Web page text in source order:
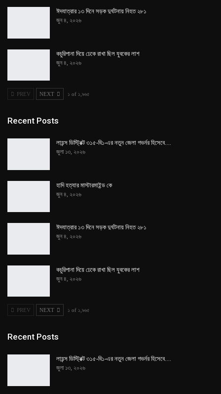
ঈদযাত্রার ১৩ দিনে সড়ক দুর্ঘটনায় নিহত ২৮১
জুন ৪, ২০২৬
কচুরিপানা দিয়ে ঢেকে রাখা ছিল যুবকের লাশ
জুন ৪, ২০২৬
PREV NEXT ১ of ১,৯৬৫
Recent Posts
লায়ন্স ডিস্ট্রিক্ট ৩১৫-বি১-এর নতুন জেলা গভর্নর হিসেবে…
জুলা ১৩, ২০২৬
হাদি হত্যার মাস্টারমাইন্ড কে
জুন ৪, ২০২৬
ঈদযাত্রার ১৩ দিনে সড়ক দুর্ঘটনায় নিহত ২৮১
জুন ৪, ২০২৬
কচুরিপানা দিয়ে ঢেকে রাখা ছিল যুবকের লাশ
জুন ৪, ২০২৬
PREV NEXT ১ of ১,৯৬৫
Recent Posts
লায়ন্স ডিস্ট্রিক্ট ৩১৫-বি১-এর নতুন জেলা গভর্নর হিসেবে…
জুলা ১৩, ২০২৬